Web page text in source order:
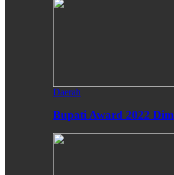
Daerah
Bupati Award 2022